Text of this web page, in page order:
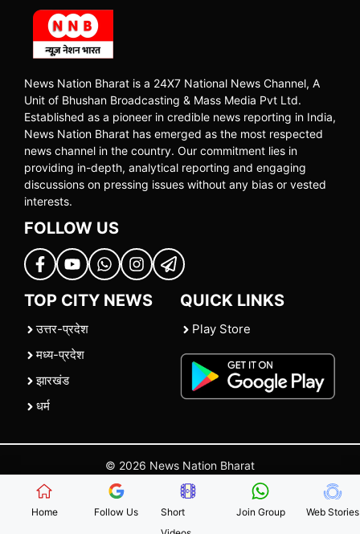
News Nation Bharat is a 24X7 National News Channel, A
Unit of Bhushan Broadcasting & Mass Media Pvt Ltd.
Established as a pioneer in credible news reporting in India,
News Nation Bharat has emerged as the most respected
news channel in the country. Our commitment lies in
providing in-depth, analytical reporting and engaging
discussions on pressing issues without any bias or vested
interests.
FOLLOW US
TOP CITY NEWS
उत्तर-प्रदेश
मध्य-प्रदेश
झारखंड
धर्म
QUICK LINKS
Play Store
© 2026 News Nation Bharat
| |Contact Us |Policies Terms and Conditions
Home Follow Us
Short
Join Group Web Stories